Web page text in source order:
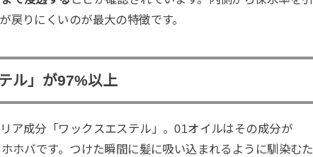
戻りにくいのが最大の特徴です。
ル」が97%以上
ア成分「ワックスエステル」。01オイルはその成分が
ホバです。つけた瞬間に髪に吸い込まれるように馴染むた